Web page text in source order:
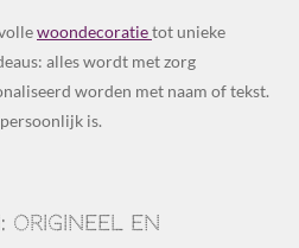
woondecoratietot unieke
alles wordt met zorg
worden met naam of tekst.
is.
origineel en